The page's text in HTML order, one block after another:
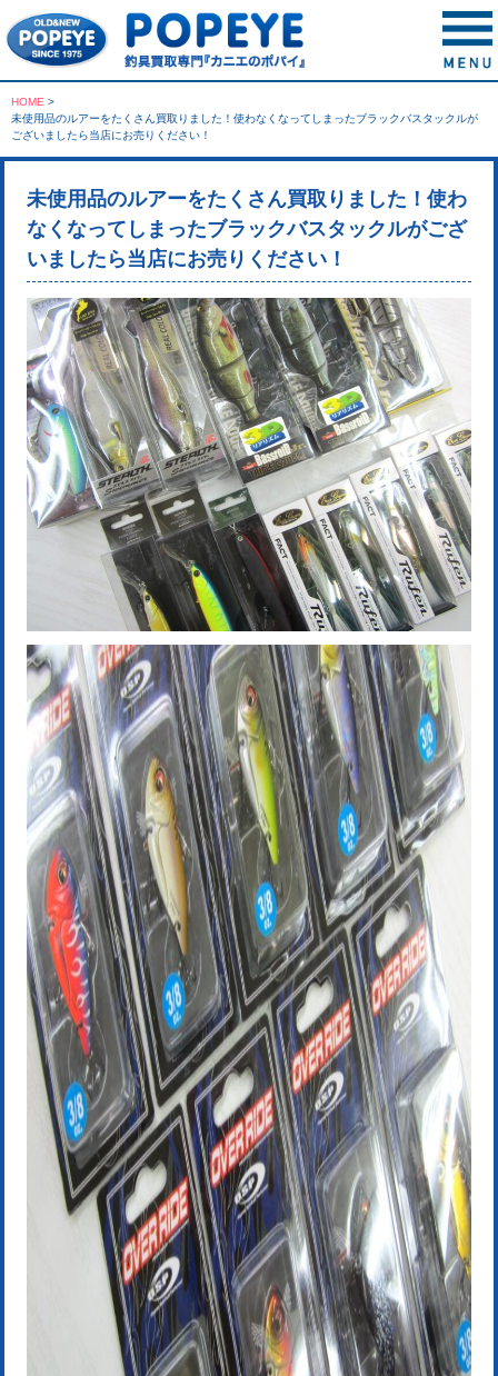
HOME >
未使用品のルアーをたくさん買取りました！使わなくなってしまったブラックバスタックルが
ございましたら当店にお売りください！
未使用品のルアーをたくさん買取りました！使わ
なくなってしまったブラックバスタックルがござ
いましたら当店にお売りください！